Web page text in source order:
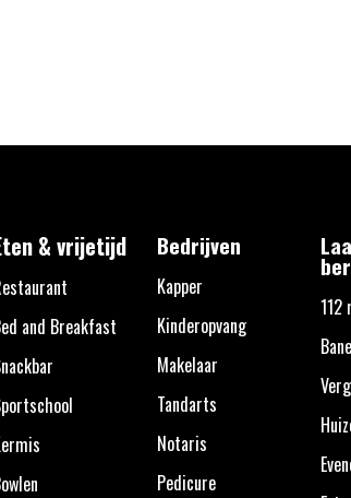
& vrijetijd
and Breakfast
Bedrijven
Kapper
Kinderopvang
Makelaar
Tandarts
Notaris
Pedicure
112